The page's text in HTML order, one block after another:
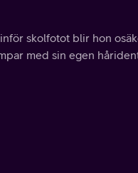
skolfotot blir hon
med sin egen